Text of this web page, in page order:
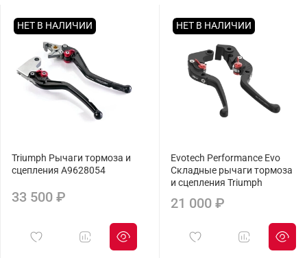
НЕТ В НАЛИЧИИ
Triumph Рычаги тормоза и
сцепления A9628054
33 500 ₽
НЕТ В НАЛИЧИИ
Evotech Performance Evo
Складные рычаги тормоза
и сцепления Triumph
21 000 ₽